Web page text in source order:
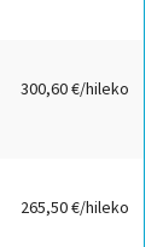
300,60 €/hileko
265,50 €/hileko